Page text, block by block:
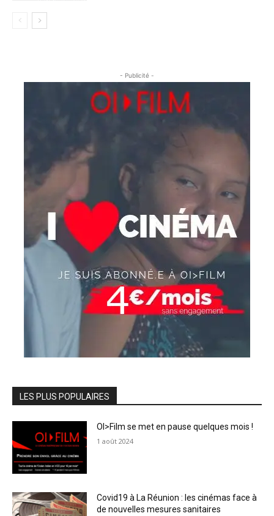
- Publicité -
LES PLUS POPULAIRES
OI>Film se met en pause quelques mois !
1 août 2024
Covid19 à La Réunion : les cinémas face à
de nouvelles mesures sanitaires